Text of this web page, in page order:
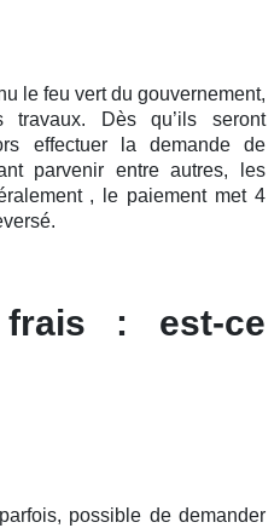
le feu vert du gouvernement,
travaux. Dès qu’ils seront
effectuer la demande de
parvenir entre autres, les
, le paiement met 4
: est-ce
possible de demander